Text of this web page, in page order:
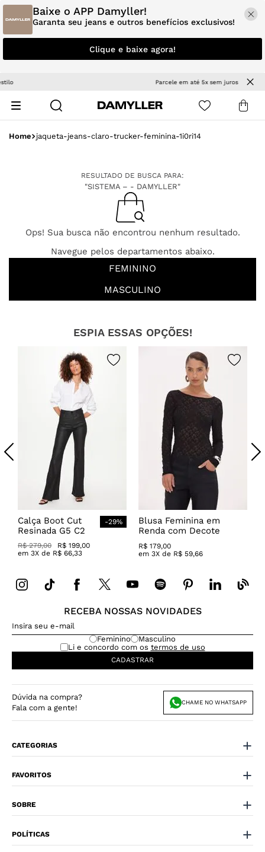
Baixe o APP Damyller!
Garanta seu jeans e outros benefícios exclusivos!
Clique e baixe agora!
Parcele em até 5x sem juros
jaqueta-jeans-claro-trucker-feminina-1i0ri14
RESULTADO DE BUSCA PARA:
"SISTEMA – - DAMYLLER"
Ops! Sua busca não encontrou nenhum resultado.
Navegue pelos departamentos abaixo.
FEMININO
MASCULINO
ESPIA ESSAS OPÇÕES!
Calça Boot Cut
Resinada G5 C2
-29%
R$ 279,00 R$ 199,00
em 3X de R$ 66,33
Blusa Feminina em
Renda com Decote
Canoa
R$ 179,00
em 3X de R$ 59,66
RECEBA NOSSAS NOVIDADES
Feminino
Masculino
Li e concordo com os termos de uso
CADASTRAR
Dúvida na compra?
Fala com a gente!
CHAME NO WHATSAPP
CATEGORIAS
FAVORITOS
SOBRE
POLÍTICAS